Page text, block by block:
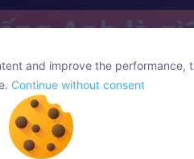
and improve the performance,
Continue without consent
and improve the performance,
Continue without consent